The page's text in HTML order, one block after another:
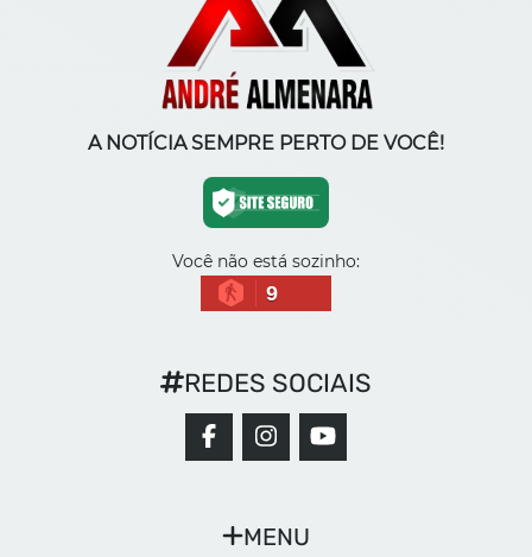
A NOTÍCIA SEMPRE PERTO DE VOCÊ!
Você não está sozinho:
9
MENU
REDES SOCIAIS